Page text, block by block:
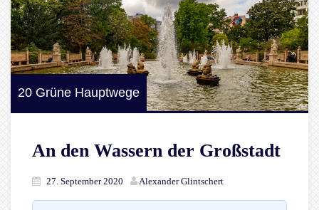
20 Grüne Hauptwege
An den Wassern der Großstadt
27. September 2020 Alexander Glintschert